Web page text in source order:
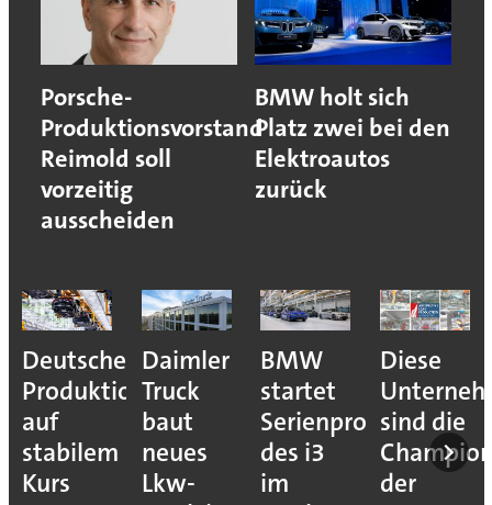
Porsche-
Produktionsvorstand
Reimold soll
vorzeitig
ausscheiden
BMW holt sich
Platz zwei bei den
Elektroautos
zurück
Deutsche
Produktion
auf
stabilem
Kurs
Daimler
Truck
baut
neues
Lkw-
BMW
startet
Serienproduktion
des i3
im
Diese
sind die
der